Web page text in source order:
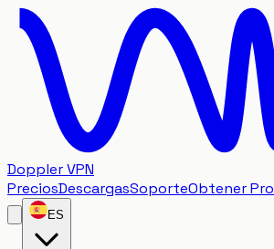
Doppler VPN
PreciosDescargasSoporteObtener Pro
ES